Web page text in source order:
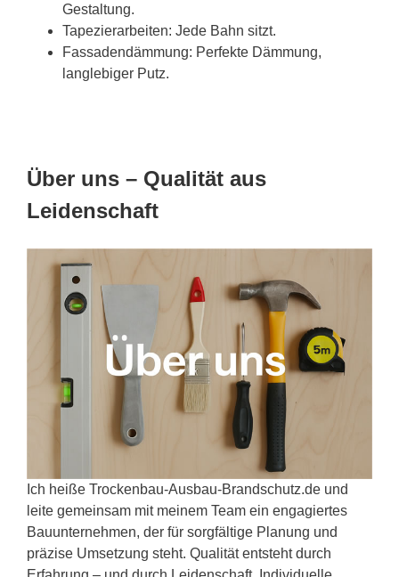
Gestaltung.
Tapezierarbeiten: Jede Bahn sitzt.
Fassadendämmung: Perfekte Dämmung,
langlebiger Putz.
Über uns – Qualität aus
Leidenschaft
Ich heiße Trockenbau-Ausbau-Brandschutz.de und
leite gemeinsam mit meinem Team ein engagiertes
Bauunternehmen, der für sorgfältige Planung und
präzise Umsetzung steht. Qualität entsteht durch